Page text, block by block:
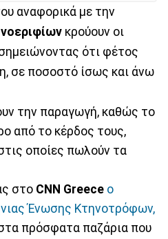
αναφορικά με την
κρούουν οι
ότι φέτος
σε ποσοστό ίσως και άνω
την παραγωγή, καθώς το
από το κέρδος τους,
οποίες πωλούν τα
στο CNN Greece ο
Ένωσης Κτηνοτρόφων,
πρόσφατα παζάρια που